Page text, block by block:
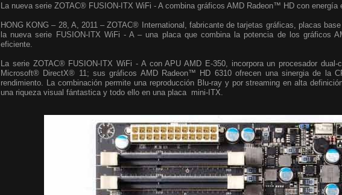
La nueva serie ZOTAC® FUSION-ITX WiFi - A combina gráficos AMD Radeon™ HD con energía
HONG KONG – 28, A, 2011 – ZOTAC® International, fabricante de tarjetas gráficas, placas
la nueva serie FUSION-ITX WiFi - A – una placa que combina la potencia de los gráficos
eficiente.
La serie ZOTAC® FUSION-ITX WiFi - A con APU AMD E-350, incorpora un procesador
Microsoft® DirectX® 11; sus gráficos AMD Radeon™ HD 6310 ofrecen una sinergia de la
rendimiento. La combinación permite una reproducción Blu-ray y por streaming en alta
una riqueza visual fántastica y todo ello en una placa mini-ITX.